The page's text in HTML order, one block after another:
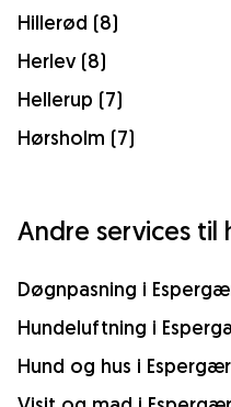
Hillerød (8)
Herlev (8)
Hellerup (7)
Hørsholm (7)
Andre services
Døgnpasning i
Hundeluftning i
Hund og hus i